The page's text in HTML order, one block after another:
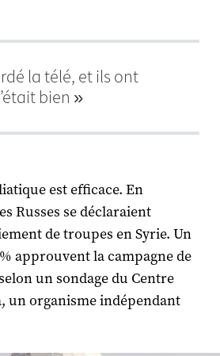
la télé, et ils ont
bien »
est efficace. En
Russes se déclaraient
de troupes en Syrie. Un
approuvent la campagne de
un sondage du Centre
un organisme indépendant